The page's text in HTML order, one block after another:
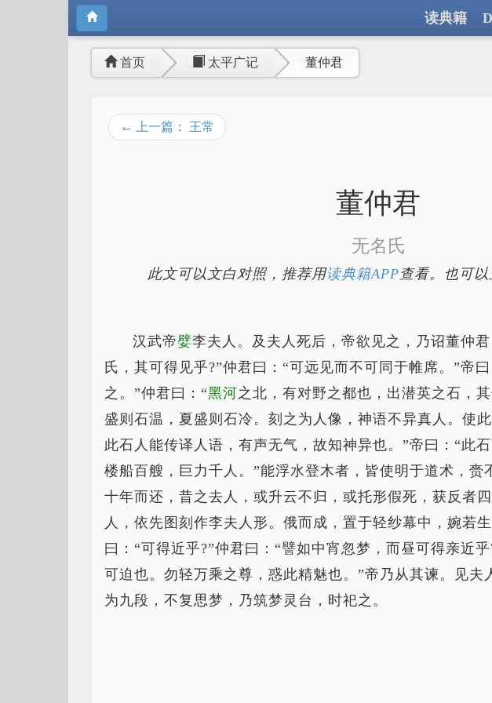
读典籍
首页 太平广记 董仲君
← 上一篇： 王常
董仲君
无名氏
此文可以文白对照，推荐用读典籍APP查看。也可
汉武帝嬖李夫人。及夫人死后，帝欲见之，乃诏董仲
氏，其可得见乎?”仲君曰：“可远见而不可同于帷席。”帝
之。”仲君曰：“黑河之北，有对野之都也，出潜英之石，
盛则石温，夏盛则石冷。刻之为人像，神语不异真人。使
此石人能传译人语，有声无气，故知神异也。”帝曰：“此
楼船百艘，巨力千人。”能浮水登木者，皆使明于道术，赍
十年而还，昔之去人，或升云不归，或托形假死，获反者
人，依先图刻作李夫人形。俄而成，置于轻纱幕中，婉若
曰：“可得近乎?”仲君曰：“譬如中宵忽梦，而昼可得亲近
可迫也。勿轻万乘之尊，惑此精魅也。”帝乃从其谏。见夫
为九段，不复思梦，乃筑梦灵台，时祀之。